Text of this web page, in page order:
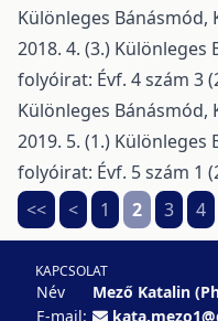
Különleges Bánásmód,
2018. 4. (3.) Különleges
folyóirat: Évf. 4 szám 3
Különleges Bánásmód,
2019. 5. (1.) Különleges
folyóirat: Évf. 5 szám 1
<<
< 1 2 3 4
KAPCSOLAT
Név
Mező Katalin
E-mail: